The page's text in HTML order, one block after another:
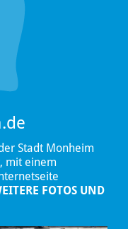
Stadt Monheim
mit einem
FOTOS UND